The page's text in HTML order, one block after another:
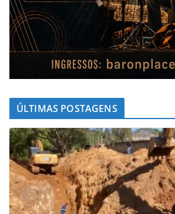
ÚLTIMAS POSTAGENS